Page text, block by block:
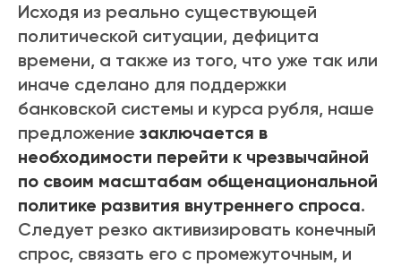
Исходя из реально существующей
политической ситуации, дефицита
времени, а также из того, что уже так или
иначе сделано для поддержки
банковской системы и курса рубля, наше
предложение заключается в
необходимости перейти к чрезвычайной
по своим масштабам общенациональной
политике развития внутреннего спроса.
Следует резко активизировать конечный
спрос, связать его с промежуточным, и